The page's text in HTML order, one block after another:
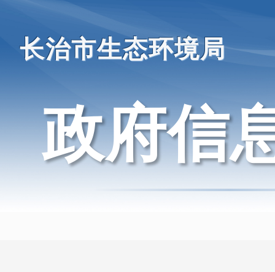
长治市生态环境局
政府信